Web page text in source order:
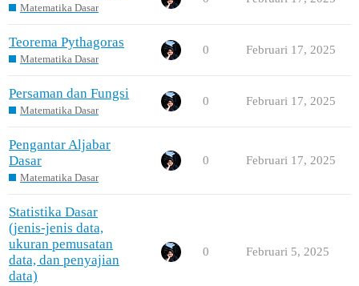
Matematika Dasar
Teorema Pythagoras
Matematika Dasar
0 Februari 17, 2025
Persaman dan Fungsi
Matematika Dasar
0 Februari 17, 2025
Pengantar Aljabar
Dasar
Matematika Dasar
0 Februari 17, 2025
Statistika Dasar
(jenis-jenis data,
ukuran pemusatan
data, dan penyajian
data)
0 Februari 5, 2025